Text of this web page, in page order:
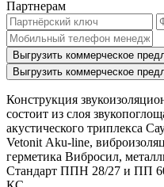
Партнерам
Выгрузить коммерческое
Выгрузить коммерческое
Конструкция
состоит из слоя
акустического триплекса
Vetonit Aku-line,
герметика Вибросил,
Стандарт ППН 28/27 и ПП